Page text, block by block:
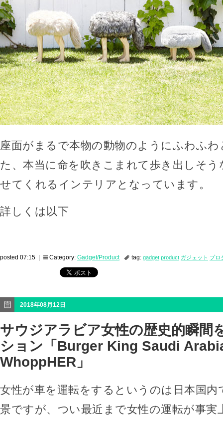
座面がまるで本物の動物のようにふわふ
た、本当に命を吹きこまれて歩き出しそう
せてくれるインテリアとなっています。
詳しくは以下
posted 07:15 | Category: Gadget/Product tag: gadget product ガジェット プロ
2018年08月12日
サウジアラビア女性の歴史的瞬間
ション「Burger King Saudi
WhoppHER」
女性が車を運転をするというのは日本国内
景ですが、つい最近まで女性の運転が事実